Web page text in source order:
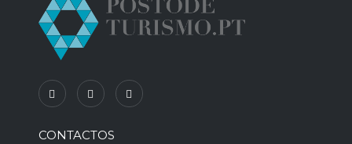
CONTACTOS